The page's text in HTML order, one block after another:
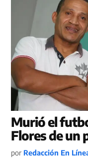
Murió el
Flores de un
por Redacción En